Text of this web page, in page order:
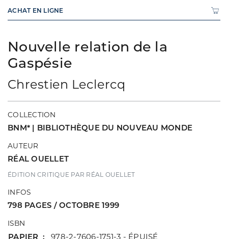
Nouvelle relation de la
Gaspésie
Chrestien Leclercq
COLLECTION
BNM* | BIBLIOTHÈQUE DU NOUVEAU MONDE
AUTEUR
RÉAL OUELLET
ÉDITION CRITIQUE PAR RÉAL OUELLET
INFOS
798 PAGES / OCTOBRE 1999
ISBN
PAPIER
978-2-7606-1751-3 - ÉPUISÉ
ACHAT EN LIGNE